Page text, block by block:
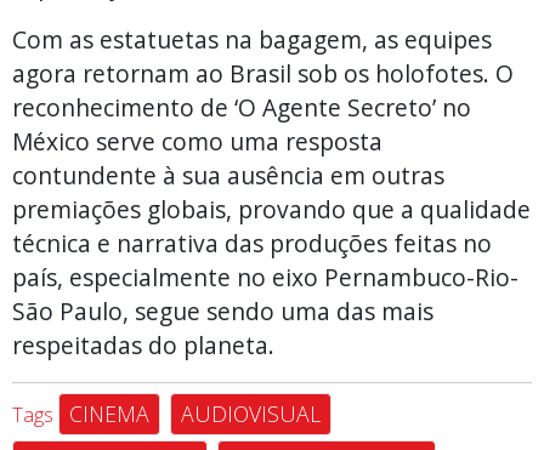
Com as estatuetas na bagagem, as equipes
agora retornam ao Brasil sob os holofotes. O
reconhecimento de ‘O Agente Secreto’ no
México serve como uma resposta
contundente à sua ausência em outras
premiações globais, provando que a qualidade
técnica e narrativa das produções feitas no
país, especialmente no eixo Pernambuco-Rio-
São Paulo, segue sendo uma das mais
respeitadas do planeta.
Tags CINEMA
AUDIOVISUAL